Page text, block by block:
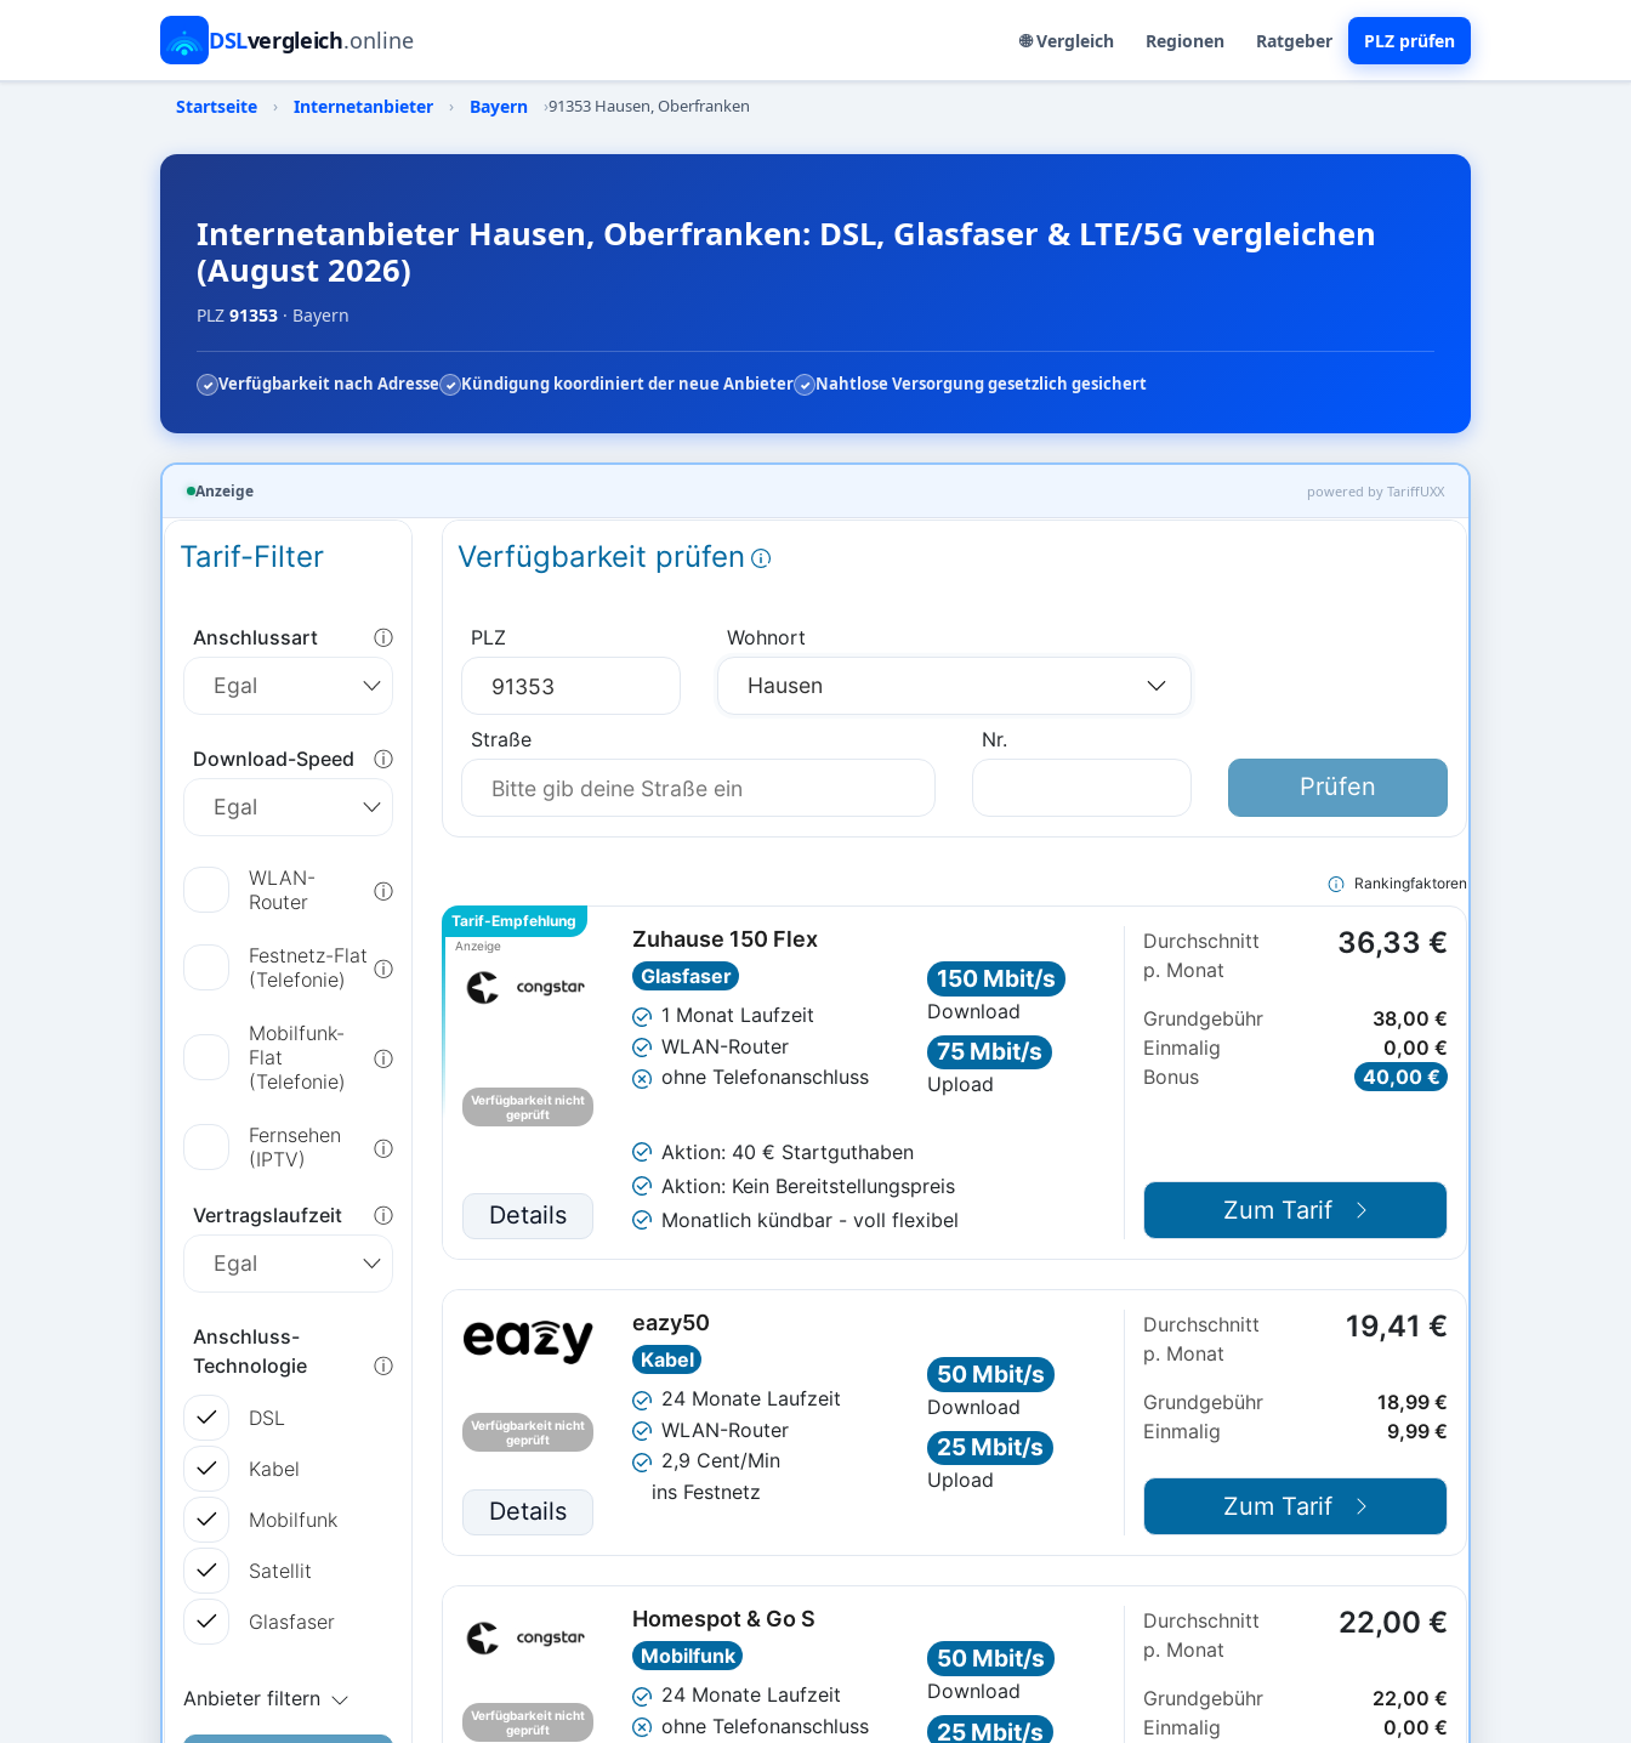
DSLvergleich.online 🌐 Vergleich Regionen Ratgeber PLZ prüfen
Startseite › Internetanbieter › Bayern ›91353 Hausen, Oberfranken
Internetanbieter Hausen, Oberfranken: DSL, Glasfaser & LTE/5G vergleichen
(August 2026)
PLZ 91353 · Bayern
Verfügbarkeit nach Adresse Kündigung koordiniert der neue Anbieter Nahtlose Versorgung gesetzlich gesichert
Anzeige powered by TariffUXX